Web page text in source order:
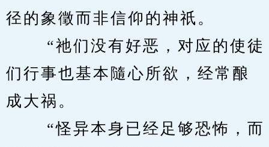
径的象徵而非信仰的神祇。
“祂们没有好恶，对应的使徒
们行事也基本隨心所欲，经常酿
成大祸。
“怪异本身已经足够恐怖，而